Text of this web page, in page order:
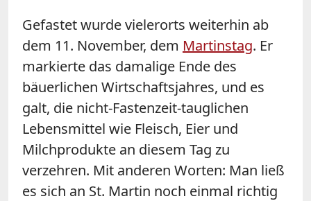
Gefastet wurde vielerorts weiterhin ab
dem 11. November, dem Martinstag. Er
markierte das damalige Ende des
bäuerlichen Wirtschaftsjahres, und es
galt, die nicht-Fastenzeit-tauglichen
Lebensmittel wie Fleisch, Eier und
Milchprodukte an diesem Tag zu
verzehren. Mit anderen Worten: Man ließ
es sich an St. Martin noch einmal richtig